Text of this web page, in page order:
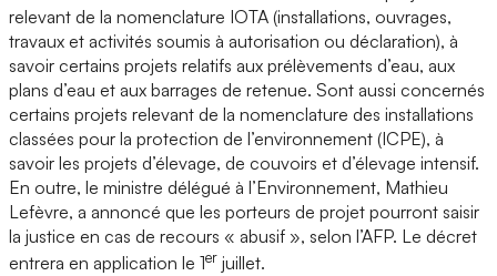
relevant de la nomenclature IOTA (installations, ouvrages,
travaux et activités soumis à autorisation ou déclaration), à
savoir certains projets relatifs aux prélèvements d’eau, aux
plans d’eau et aux barrages de retenue. Sont aussi concernés
certains projets relevant de la nomenclature des installations
classées pour la protection de l’environnement (ICPE), à
savoir les projets d’élevage, de couvoirs et d’élevage intensif.
En outre, le ministre délégué à l’Environnement, Mathieu
Lefèvre, a annoncé que les porteurs de projet pourront saisir
la justice en cas de recours « abusif », selon l’AFP. Le décret
entrera en application le 1er juillet.